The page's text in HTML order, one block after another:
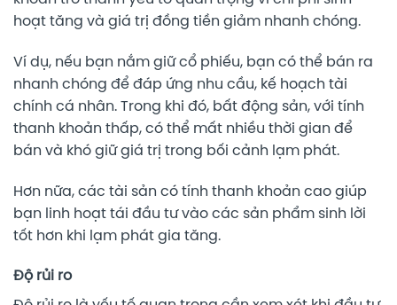
hoạt tăng và giá trị đồng tiền giảm nhanh chóng.
Ví dụ, nếu bạn nắm giữ cổ phiếu, bạn có thể bán ra
nhanh chóng để đáp ứng nhu cầu, kế hoạch tài
chính cá nhân. Trong khi đó, bất động sản, với tính
thanh khoản thấp, có thể mất nhiều thời gian để
bán và khó giữ giá trị trong bối cảnh lạm phát.
Hơn nữa, các tài sản có tính thanh khoản cao giúp
bạn linh hoạt tái đầu tư vào các sản phẩm sinh lời
tốt hơn khi lạm phát gia tăng.
Độ rủi ro